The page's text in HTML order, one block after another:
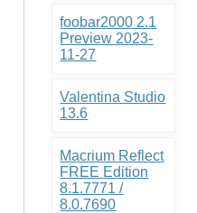
foobar2000 2.1
Preview 2023-
11-27
Valentina Studio
13.6
Macrium Reflect
FREE Edition
8.1.7771 /
8.0.7690